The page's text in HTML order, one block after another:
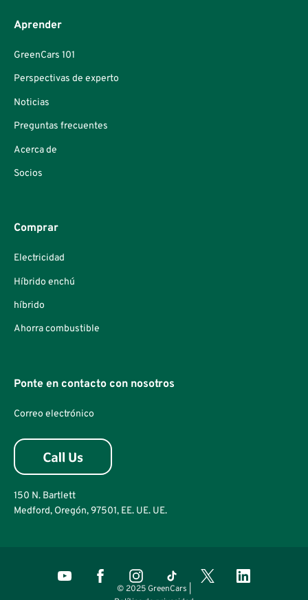
Aprender
GreenCars 101
Perspectivas de experto
Noticias
Preguntas frecuentes
Acerca de
Socios
Comprar
Electricidad
Híbrido enchú
híbrido
Ahorra combustible
Ponte en contacto con nosotros
Correo electrónico
150 N. Bartlett
Medford, Oregón, 97501, EE. UE. UE.
© 2025 GreenCars |